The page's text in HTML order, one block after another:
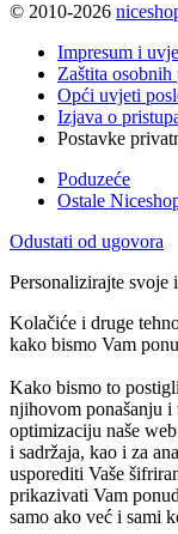
© 2010-2026
Impresum i
Zaštita osobnih
Opći uvjeti
Izjava o
Postavke
Poduzeće
Ostale
Odustati od ugovora
Personalizirajte svoje
Kolačiće i druge
kako bismo Vam
Kako bismo to
njihovom ponašanju
optimizaciju naše
i sadržaja, kao i za
usporediti Vaše
prikazivati Vam
samo ako već i sami